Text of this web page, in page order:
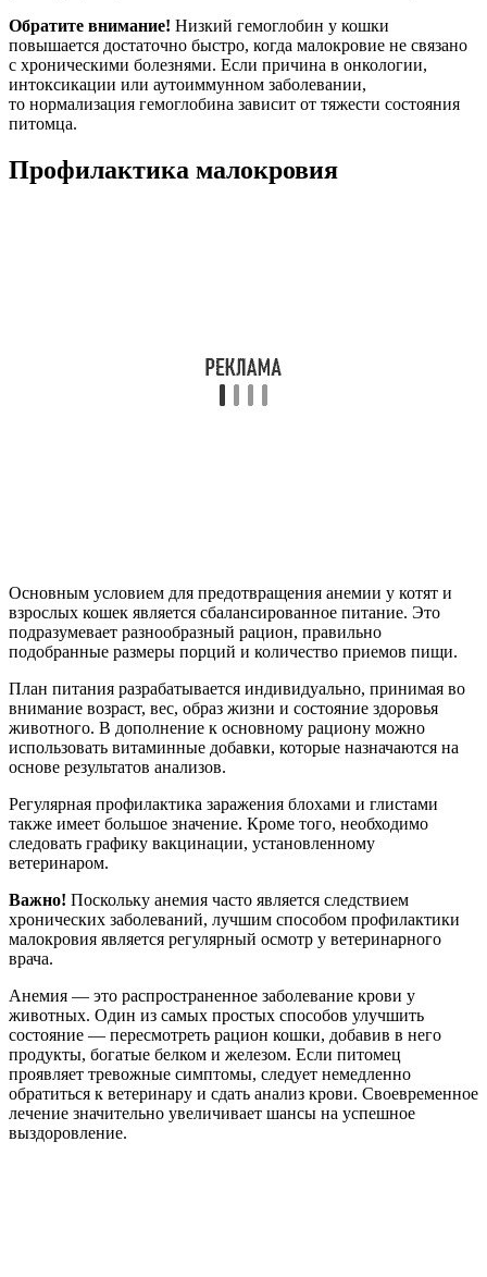
Обратите внимание! Низкий гемоглобин у кошки
повышается достаточно быстро, когда малокровие не связано
с хроническими болезнями. Если причина в онкологии,
интоксикации или аутоиммунном заболевании,
то нормализация гемоглобина зависит от тяжести состояния
питомца.
Профилактика малокровия
Основным условием для предотвращения анемии у котят и
взрослых кошек является сбалансированное питание. Это
подразумевает разнообразный рацион, правильно
подобранные размеры порций и количество приемов пищи.
План питания разрабатывается индивидуально, принимая во
внимание возраст, вес, образ жизни и состояние здоровья
животного. В дополнение к основному рациону можно
использовать витаминные добавки, которые назначаются на
основе результатов анализов.
Регулярная профилактика заражения блохами и глистами
также имеет большое значение. Кроме того, необходимо
следовать графику вакцинации, установленному
ветеринаром.
Важно! Поскольку анемия часто является следствием
хронических заболеваний, лучшим способом профилактики
малокровия является регулярный осмотр у ветеринарного
врача.
Анемия — это распространенное заболевание крови у
животных. Один из самых простых способов улучшить
состояние — пересмотреть рацион кошки, добавив в него
продукты, богатые белком и железом. Если питомец
проявляет тревожные симптомы, следует немедленно
обратиться к ветеринару и сдать анализ крови. Своевременное
лечение значительно увеличивает шансы на успешное
выздоровление.